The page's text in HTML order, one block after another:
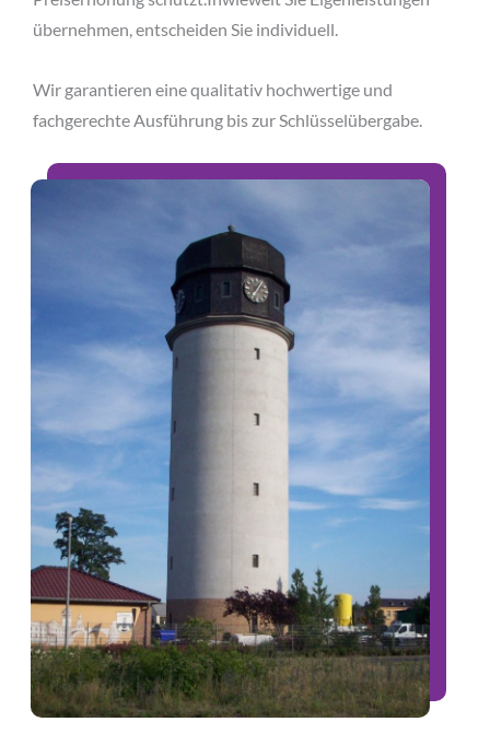
übernehmen, entscheiden Sie individuell.
Wir garantieren eine qualitativ hochwertige und
fachgerechte Ausführung bis zur Schlüsselübergabe.